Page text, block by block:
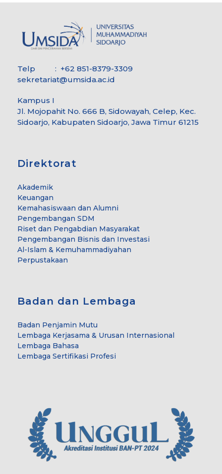
Telp : +62 851-8379-3309
sekretariat@umsida.ac.id
Kampus I
Jl. Mojopahit No. 666 B, Sidowayah, Celep, Kec.
Sidoarjo, Kabupaten Sidoarjo, Jawa Timur 61215
Direktorat
Akademik
Keuangan
Kemahasiswaan dan Alumni
Pengembangan SDM
Riset dan Pengabdian Masyarakat
Pengembangan Bisnis dan Investasi
Al-Islam & Kemuhammadiyahan
Perpustakaan
Badan dan Lembaga
Badan Penjamin Mutu
Lembaga Kerjasama & Urusan Internasional
Lembaga Bahasa
Lembaga Sertifikasi Profesi